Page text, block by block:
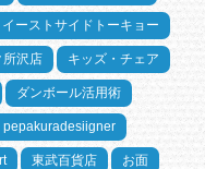
イーストサイドトーキョー
所沢店 キッズ・チェア
ダンボール活用術
pepakuradesiigner
東武百貨店 お面